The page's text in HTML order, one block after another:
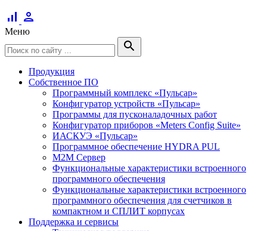
signal_cellular_alt person
Меню
search
Продукция
Собственное ПО
Программный комплекс «Пульсар»
Конфигуратор устройств «Пульсар»
Программы для пусконаладочных работ
Конфигуратор приборов «Meters Config Suite»
ИАСКУЭ «Пульсар»
Программное обеспечение HYDRA PUL
M2M Сервер
Функциональные характеристики встроенного
программного обеспечения
Функциональные характеристики встроенного
программного обеспечения для счетчиков в
компактном и СПЛИТ корпусах
Поддержка и сервисы